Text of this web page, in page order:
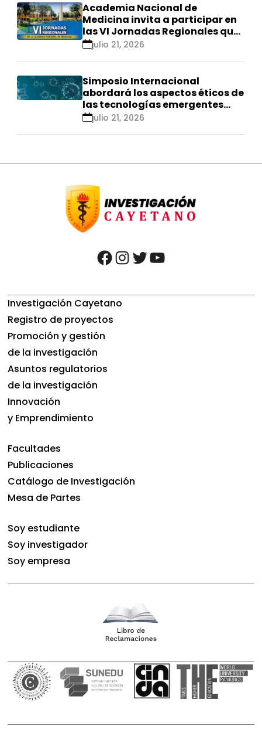
Academia Nacional de
Medicina invita a participar en
las VI Jornadas Regionales que
se realizarán en Ica
julio 21, 2026
Simposio Internacional
abordará los aspectos éticos de
las tecnologías emergentes
para el control de
julio 21, 2026
facebook instagram twitter youtube
Investigación Cayetano
Registro de proyectos
Promoción y gestión
de la investigación
Asuntos regulatorios
de la investigación
Innovación
y Emprendimiento
Facultades
Publicaciones
Catálogo de Investigación
Mesa de Partes
Soy estudiante
Soy investigador
Soy empresa